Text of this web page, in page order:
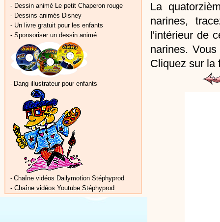
- Dessin animé Le petit Chaperon rouge
- Dessins animés Disney
- Un livre gratuit pour les enfants
- Sponsoriser un dessin animé
- Dang illustrateur pour enfants
- Chaîne vidéos Dailymotion Stéphyprod
- Chaîne vidéos Youtube Stéphyprod
La
narines,
l'intérieur de
narines.
Cliquez sur la